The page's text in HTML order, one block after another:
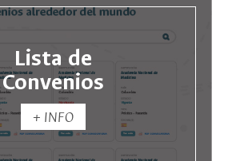
Lista de
Convenios
+ INFO